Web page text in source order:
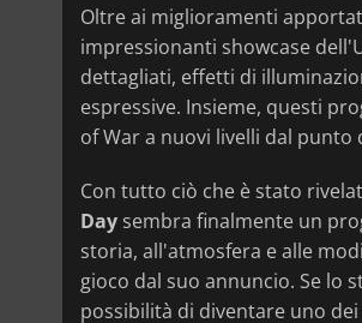
Oltre ai miglioramenti
impressionanti showcase
dettagliati, effetti di
espressive. Insieme, questi
of War a nuovi livelli dal punto
Con tutto ciò che è stato
Day sembra finalmente un
storia, all'atmosfera e alle
gioco dal suo annuncio. Se lo
possibilità di diventare uno